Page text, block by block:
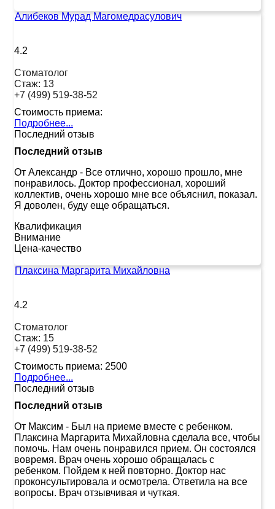
Алибеков Мурад Магомедрасулович
4.2
Стоматолог
Стаж: 13
+7 (499) 519-38-52
Стоимость приема:
Подробнее...
Последний отзыв
Последний отзыв
От Александр - Все отлично, хорошо прошло, мне
понравилось. Доктор профессионал, хороший
коллектив, очень хорошо мне все объяснил, показал.
Я доволен, буду еще обращаться.
Квалификация
Внимание
Цена-качество
Плаксина Маргарита Михайловна
4.2
Стоматолог
Стаж: 15
+7 (499) 519-38-52
Стоимость приема: 2500
Подробнее...
Последний отзыв
Последний отзыв
От Максим - Был на приеме вместе с ребенком.
Плаксина Маргарита Михайловна сделала все, чтобы
помочь. Нам очень понравился прием. Он состоялся
вовремя. Врач очень хорошо обращалась с
ребенком. Пойдем к ней повторно. Доктор нас
проконсультировала и осмотрела. Ответила на все
вопросы. Врач отзывчивая и чуткая.